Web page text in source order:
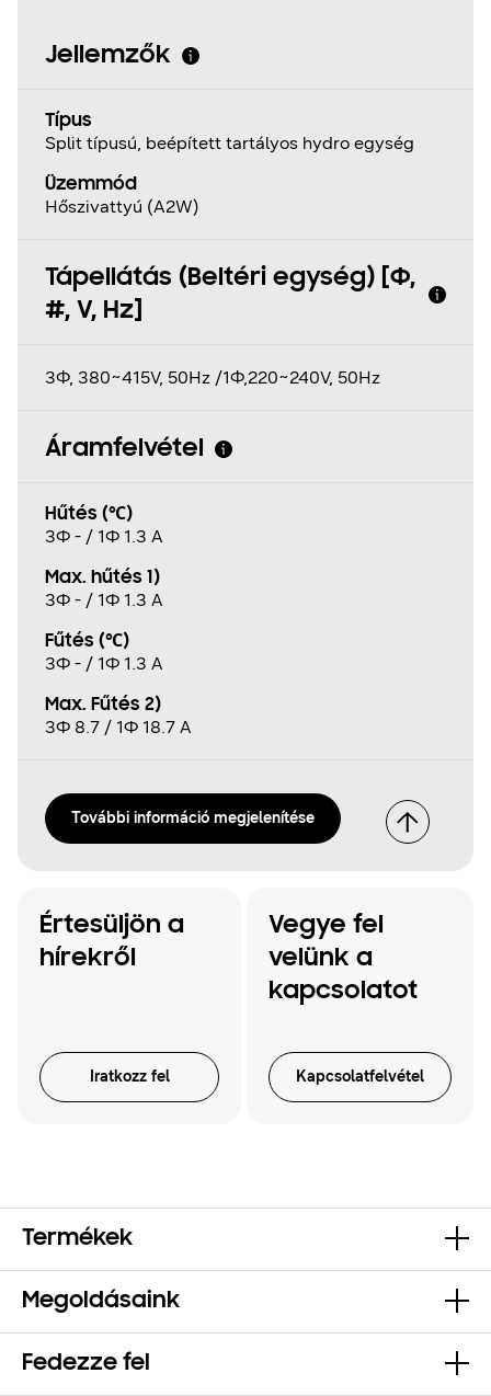
Jellemzők
Típus
Split típusú, beépített tartályos hydro egység
Üzemmód
Hőszivattyú (A2W)
Tápellátás (Beltéri egység) [Φ,
#, V, Hz]
3Ф, 380~415V, 50Hz /1Ф,220~240V, 50Hz
Áramfelvétel
Hűtés (℃)
3Φ - / 1Φ 1.3 A
Max. hűtés 1)
3Φ - / 1Φ 1.3 A
Fűtés (℃)
3Φ - / 1Φ 1.3 A
Max. Fűtés 2)
3Φ 8.7 / 1Φ 18.7 A
További információ megjelenítése
Értesüljön a
hírekről
Iratkozz fel
Vegye fel
velünk a
kapcsolatot
Kapcsolatfelvétel
Termékek
Megoldásaink
Fedezze fel